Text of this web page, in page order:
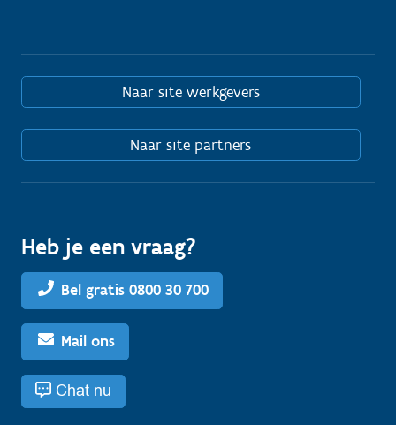
Naar site werkgevers
Naar site partners
Heb je een vraag?
Bel gratis 0800 30 700
Mail ons
Chat nu